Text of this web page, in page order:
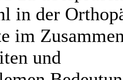
in der
im
und